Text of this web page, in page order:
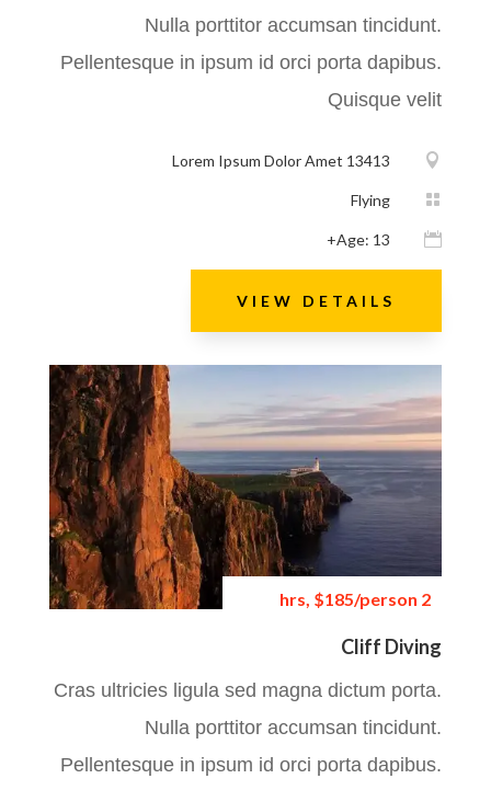
Nulla porttitor accumsan tincidunt.
Pellentesque in ipsum id orci porta dapibus.
Quisque velit

Lorem Ipsum Dolor Amet 13413

Flying

Age: 13+
VIEW DETAILS
2 hrs, $185/person
Cliff Diving
Cras ultricies ligula sed magna dictum porta.
Nulla porttitor accumsan tincidunt.
Pellentesque in ipsum id orci porta dapibus.